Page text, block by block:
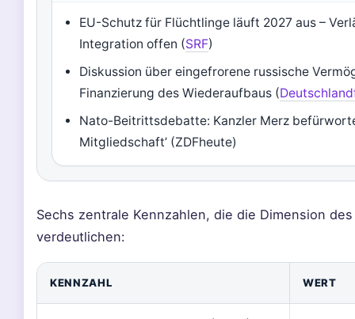
EU-Schutz für Flüchtlinge läuft 2027 aus –
Integration offen (SRF)
Diskussion über eingefrorene russische
Finanzierung des Wiederaufbaus (
Nato-Beitrittsdebatte: Kanzler Merz
Mitgliedschaft’ (ZDFheute)
Sechs zentrale Kennzahlen, die die Dimension
verdeutlichen:
KENNZAHL WERT